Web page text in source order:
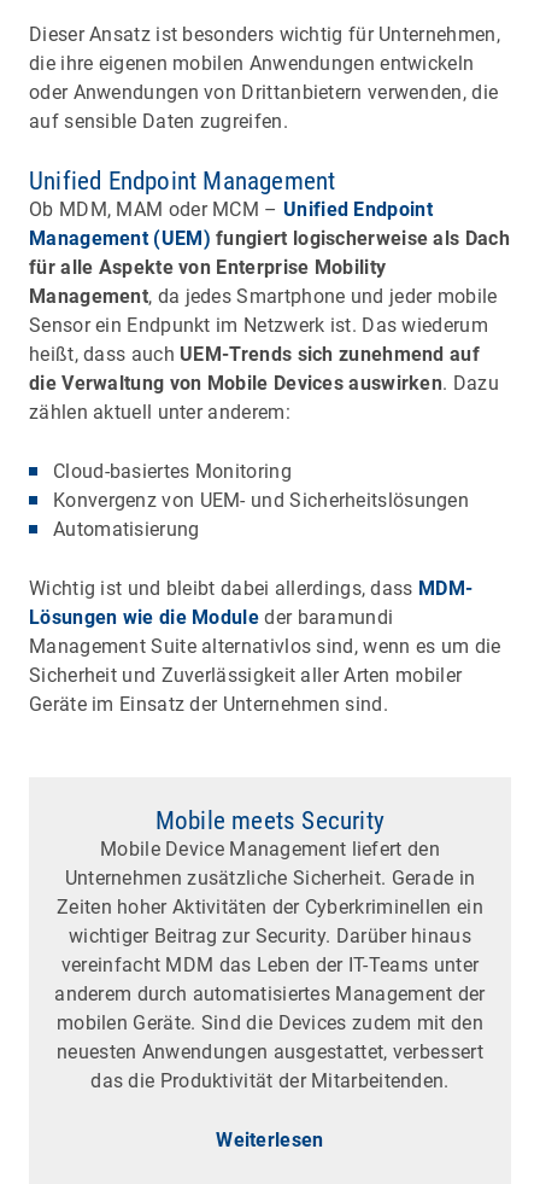
Dieser Ansatz ist besonders wichtig für Unternehmen,
die ihre eigenen mobilen Anwendungen entwickeln
oder Anwendungen von Drittanbietern verwenden, die
auf sensible Daten zugreifen.
Unified Endpoint Management
Ob MDM, MAM oder MCM – Unified Endpoint
Management (UEM) fungiert logischerweise als Dach
für alle Aspekte von Enterprise Mobility
Management, da jedes Smartphone und jeder mobile
Sensor ein Endpunkt im Netzwerk ist. Das wiederum
heißt, dass auch UEM-Trends sich zunehmend auf
die Verwaltung von Mobile Devices auswirken. Dazu
zählen aktuell unter anderem:
Cloud-basiertes Monitoring
Konvergenz von UEM- und Sicherheitslösungen
Automatisierung
Wichtig ist und bleibt dabei allerdings, dass MDM-
Lösungen wie die Module der baramundi
Management Suite alternativlos sind, wenn es um die
Sicherheit und Zuverlässigkeit aller Arten mobiler
Geräte im Einsatz der Unternehmen sind.
Mobile meets Security
Mobile Device Management liefert den
Unternehmen zusätzliche Sicherheit. Gerade in
Zeiten hoher Aktivitäten der Cyberkriminellen ein
wichtiger Beitrag zur Security. Darüber hinaus
vereinfacht MDM das Leben der IT-Teams unter
anderem durch automatisiertes Management der
mobilen Geräte. Sind die Devices zudem mit den
neuesten Anwendungen ausgestattet, verbessert
das die Produktivität der Mitarbeitenden.
Weiterlesen